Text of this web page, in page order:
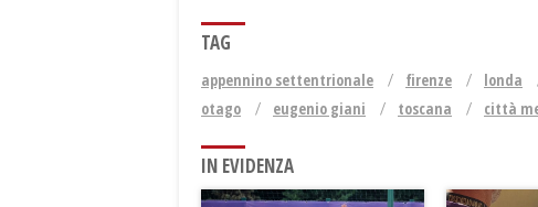
TAG
appennino settentrionale firenze londa
otago
eugenio giani toscana città
IN EVIDENZA